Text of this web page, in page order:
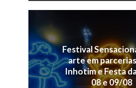
Festival
arte em
Inhotim e Festa
08 e 09/08